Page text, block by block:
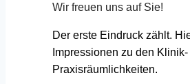
Wir freuen uns auf Sie!
Der erste Eindruck zählt.
Impressionen zu den
Praxisräumlichkeiten.